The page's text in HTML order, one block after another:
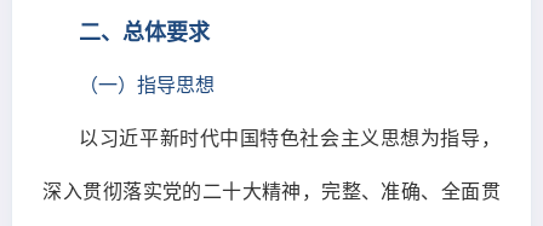
二、总体要求
（一）指导思想
以习近平新时代中国特色社会主义思想为指导，
深入贯彻落实党的二十大精神，完整、准确、全面贯